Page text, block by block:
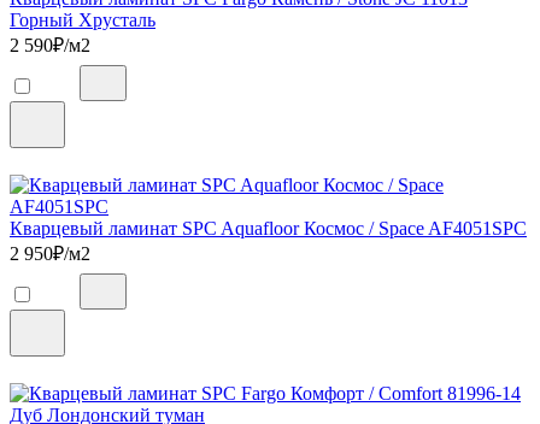
Горный Хрусталь
2 590₽/м2
Кварцевый ламинат SPC Aquafloor Космос / Space AF4051SPC
2 950₽/м2